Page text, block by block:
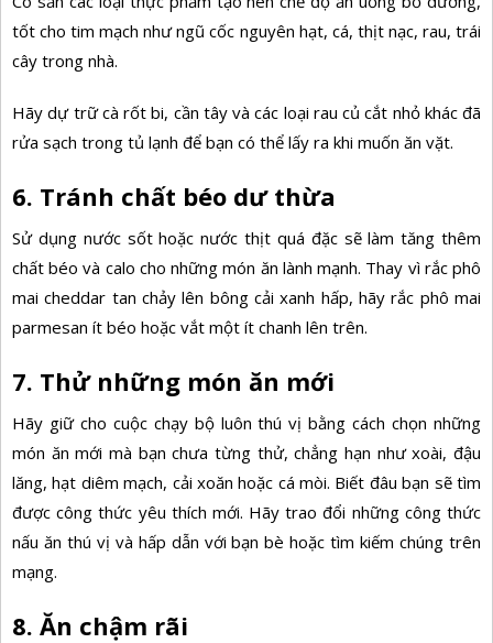
tốt cho tim mạch như ngũ cốc nguyên hạt, cá, thịt nạc, rau, trái
cây trong nhà.
Hãy dự trữ cà rốt bi, cần tây và các loại rau củ cắt nhỏ khác đã
rửa sạch trong tủ lạnh để bạn có thể lấy ra khi muốn ăn vặt.
6. Tránh chất béo dư thừa
Sử dụng nước sốt hoặc nước thịt quá đặc sẽ làm tăng thêm
chất béo và calo cho những món ăn lành mạnh. Thay vì rắc phô
mai cheddar tan chảy lên bông cải xanh hấp, hãy rắc phô mai
parmesan ít béo hoặc vắt một ít chanh lên trên.
7. Thử những món ăn mới
Hãy giữ cho cuộc chạy bộ luôn thú vị bằng cách chọn những
món ăn mới mà bạn chưa từng thử, chẳng hạn như xoài, đậu
lăng, hạt diêm mạch, cải xoăn hoặc cá mòi. Biết đâu bạn sẽ tìm
được công thức yêu thích mới. Hãy trao đổi những công thức
nấu ăn thú vị và hấp dẫn với bạn bè hoặc tìm kiếm chúng trên
mạng.
8. Ăn chậm rãi